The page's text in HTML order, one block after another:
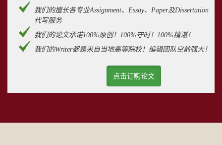
我们的擅长各专业Assignment、Essay、Paper及Dissertation
代写服务
我们的论文承诺100%原创！100%守时！100%精湛！
我们的Writer都是来自当地高等院校！编辑团队空前强大！
点击订购论文